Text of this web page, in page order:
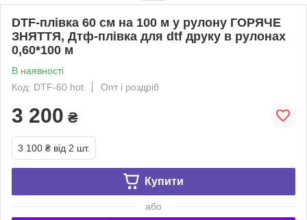
DTF-плівка 60 см на 100 м у рулону ГОРЯЧЕ
ЗНЯТТЯ, Дтф-плівка для dtf друку в рулонах
0,60*100 м
В наявності
Код: DTF-60 hot
Опт і роздріб
3 200 ₴
3 100 ₴ від 2 шт.
Купити
або